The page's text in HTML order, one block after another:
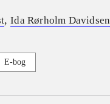
,Ida Rørholm Davidsen
E-bog